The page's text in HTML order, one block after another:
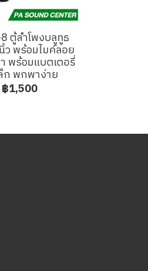
8 ตู้ลำโพงบลูทูธ
ว พร้อมไมค์ลอย
พร้อมแบตเตอรี่
ก พกพาง่าย
฿1,500